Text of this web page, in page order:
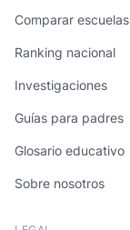
Comparar escuelas
Ranking nacional
Investigaciones
Guías para padres
Glosario educativo
Sobre nosotros